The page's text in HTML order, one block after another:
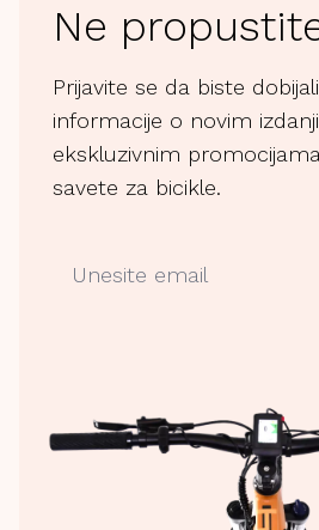
Ne
Prijavite se da biste
informacije o novim
ekskluzivnim
savete za bicikle.